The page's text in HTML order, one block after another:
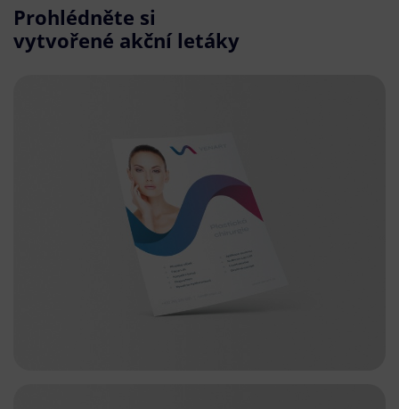
Prohlédněte si
vytvořené akční letáky